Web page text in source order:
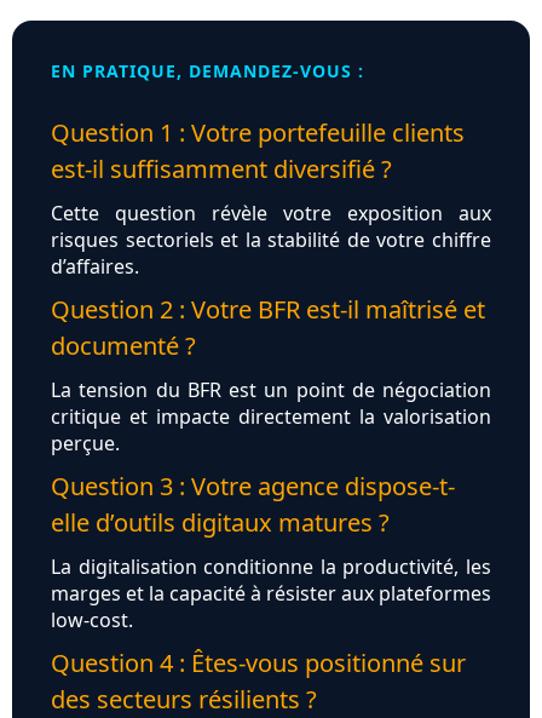
EN PRATIQUE, DEMANDEZ-VOUS :
Question 1 : Votre portefeuille clients
est-il suffisamment diversifié ?
Cette question révèle votre exposition aux
risques sectoriels et la stabilité de votre chiffre
d’affaires.
Question 2 : Votre BFR est-il maîtrisé et
documenté ?
La tension du BFR est un point de négociation
critique et impacte directement la valorisation
perçue.
Question 3 : Votre agence dispose-t-
elle d’outils digitaux matures ?
La digitalisation conditionne la productivité, les
marges et la capacité à résister aux plateformes
low‑cost.
Question 4 : Êtes-vous positionné sur
des secteurs résilients ?